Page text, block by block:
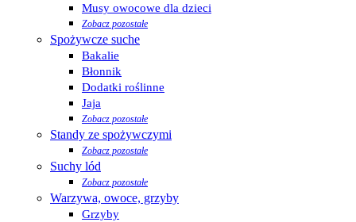
Musy owocowe dla dzieci
Zobacz pozostałe
Spożywcze suche
Bakalie
Błonnik
Dodatki roślinne
Jaja
Zobacz pozostałe
Standy ze spożywczymi
Zobacz pozostałe
Suchy lód
Zobacz pozostałe
Warzywa, owoce, grzyby
Grzyby